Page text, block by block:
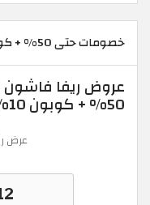
خصومات حتى 50% + كوبون 10%
عروض ريفا
50% + كوبون 10%
عرض